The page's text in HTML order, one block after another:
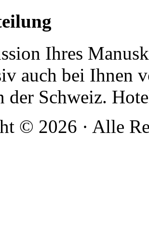
Ihres
auch bei Ihnen
der Schweiz.
© 2026 · Alle